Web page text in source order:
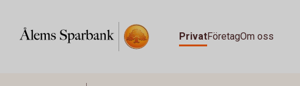
PrivatFöretagOm oss